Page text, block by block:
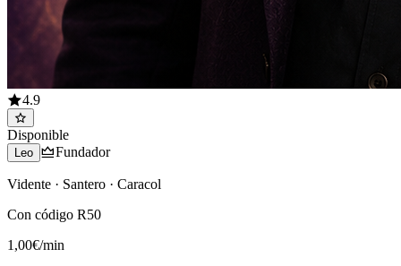
4.9
Disponible
Leo Fundador
Vidente · Santero · Caracol
Con código R50
1,00€/min